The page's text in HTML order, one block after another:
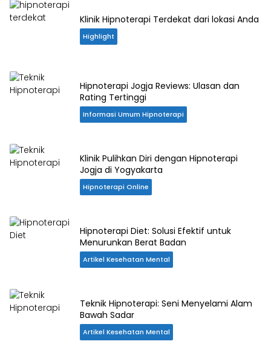
Klinik Hipnoterapi Terdekat dari lokasi Anda
Highlight
Hipnoterapi Jogja Reviews: Ulasan dan
Rating Tertinggi
Informasi Umum Hipnoterapi
Klinik Pulihkan Diri dengan Hipnoterapi
Jogja di Yogyakarta
Hipnoterapi Online
Hipnoterapi Diet: Solusi Efektif untuk
Menurunkan Berat Badan
Artikel Kesehatan Mental
Teknik Hipnoterapi: Seni Menyelami Alam
Bawah Sadar
Artikel Kesehatan Mental